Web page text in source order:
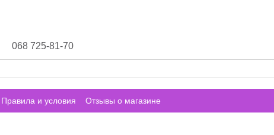
068 725-81-70
Правила и условия Отзывы о магазине